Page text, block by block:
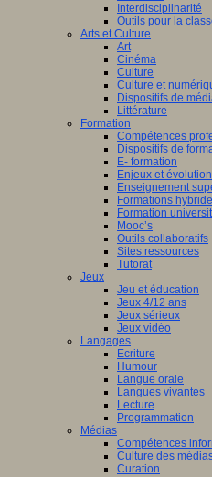
Interdisciplinarité
Outils pour la
Arts et Culture
Art
Cinéma
Culture
Culture et
Dispositifs de
Littérature
Formation
Compétences
Dispositifs de
E- formation
Enjeux et
Enseignement
Formations
Formation
Mooc’s
Outils collaboratifs
Sites ressources
Tutorat
Jeux
Jeu et éducation
Jeux 4/12 ans
Jeux sérieux
Jeux vidéo
Langages
Ecriture
Humour
Langue orale
Langues vivantes
Lecture
Programmation
Médias
Compétences
Culture des
Curation